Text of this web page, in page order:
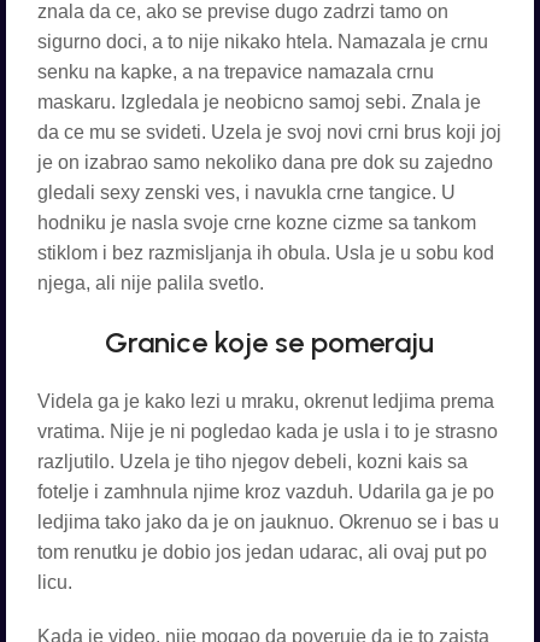
znala da ce, ako se previse dugo zadrzi tamo on
sigurno doci, a to nije nikako htela. Namazala je crnu
senku na kapke, a na trepavice namazala crnu
maskaru. Izgledala je neobicno samoj sebi. Znala je
da ce mu se svideti. Uzela je svoj novi crni brus koji joj
je on izabrao samo nekoliko dana pre dok su zajedno
gledali sexy zenski ves, i navukla crne tangice. U
hodniku je nasla svoje crne kozne cizme sa tankom
stiklom i bez razmisljanja ih obula. Usla je u sobu kod
njega, ali nije palila svetlo.
Granice koje se pomeraju
Videla ga je kako lezi u mraku, okrenut ledjima prema
vratima. Nije je ni pogledao kada je usla i to je strasno
razljutilo. Uzela je tiho njegov debeli, kozni kais sa
fotelje i zamhnula njime kroz vazduh. Udarila ga je po
ledjima tako jako da je on jauknuo. Okrenuo se i bas u
tom renutku je dobio jos jedan udarac, ali ovaj put po
licu.
Kada je video, nije mogao da poveruje da je to zaista